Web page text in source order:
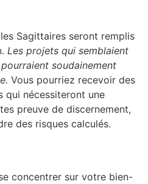
Sagittaires seront remplis
Les projets qui semblaient
soudainement
Vous pourriez recevoir des
qui nécessiteront une
preuve de discernement,
des risques calculés.
concentrer sur votre bien-